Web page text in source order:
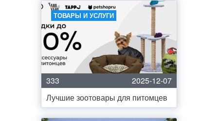
ТОВАРЫ И УСЛУГИ
333
2025-12-07
Лучшие зоотовары для питомцев